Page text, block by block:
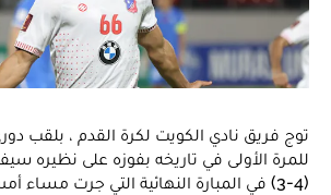
توج فريق نادي الكويت لكرة القدم ، بلقب
للمرة الأولى في تاريخه بفوزه على نظيره
(4-3) في المبارة النهائية التي جرت مساء